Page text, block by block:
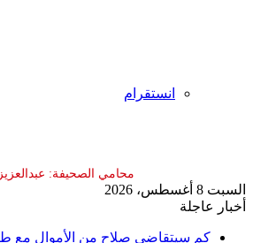
انستقرام
السبت 8 أغسطس، 2026
أخبار عاجلة
كم سيتقاضى صلاح من الأموال مع